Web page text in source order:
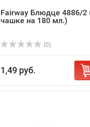
Fairway Блюдце 4886/2
чашке на 180 мл.)
(0)
1,49 руб.